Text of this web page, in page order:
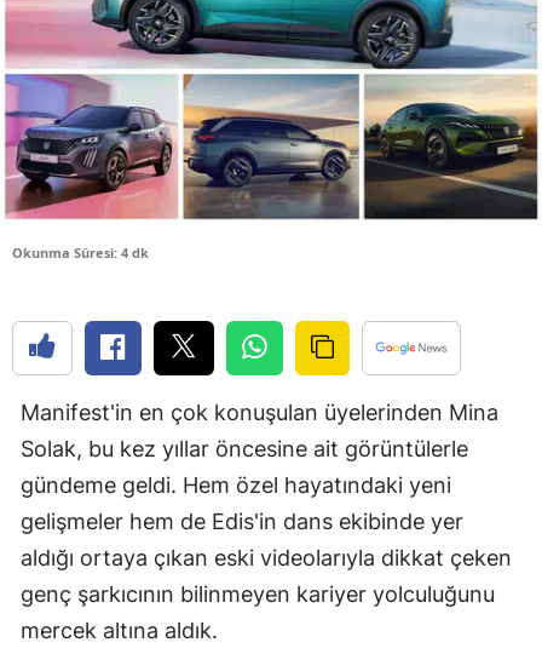
Bitlis
Bolu
Burdur
Bursa
Çorum
Denizli
Diyarbakır
Edirne
Elazığ
Erzincan
Okunma Süresi: 4 dk
Manifest'in en çok konuşulan üyelerinden Mina
Solak, bu kez yıllar öncesine ait görüntülerle
gündeme geldi. Hem özel hayatındaki yeni
gelişmeler hem de Edis'in dans ekibinde yer
aldığı ortaya çıkan eski videolarıyla dikkat çeken
genç şarkıcının bilinmeyen kariyer yolculuğunu
mercek altına aldık.